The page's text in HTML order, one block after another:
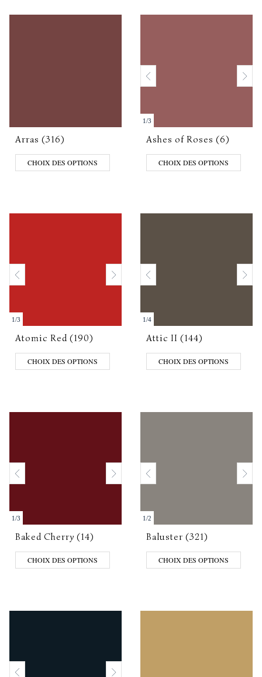
Arras (316)
CHOIX DES OPTIONS
1/3
Ashes of Roses (6)
CHOIX DES OPTIONS
1/3
Atomic Red (190)
CHOIX DES OPTIONS
1/4
Attic II (144)
CHOIX DES OPTIONS
1/3
Baked Cherry (14)
CHOIX DES OPTIONS
1/2
Baluster (321)
CHOIX DES OPTIONS